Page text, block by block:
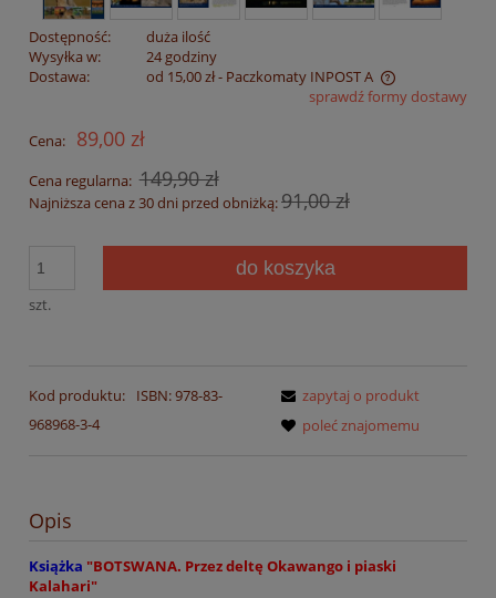
Dostępność:
duża ilość
Wysyłka w:
24 godziny
Dostawa:
od 15,00 zł- Paczkomaty INPOST A
Cena nie zawiera ewentualnych kosztów płatnościsprawdź formy dostawy
Cena: 89,00 zł
Cena regularna: 149,90 zł
Najniższa cena z 30 dni przed obniżką:91,00 zł
szt.
do koszyka
Kod produktu:
ISBN: 978-83-
968968-3-4
zapytaj o produkt
poleć znajomemu
Opis
Książka "BOTSWANA. Przez deltę Okawango i piaski
Kalahari"